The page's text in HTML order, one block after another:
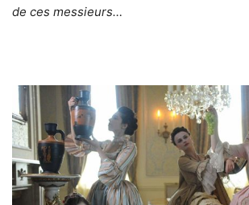
de ces messieurs…